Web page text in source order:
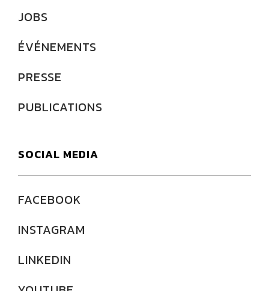
JOBS
ÉVÉNEMENTS
PRESSE
PUBLICATIONS
SOCIAL MEDIA
FACEBOOK
INSTAGRAM
LINKEDIN